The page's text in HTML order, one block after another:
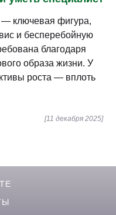
ключевая фигура,
и бесперебойную
благодаря
образа жизни. У
роста — вплоть
[11 декабря 2025]